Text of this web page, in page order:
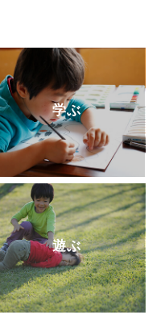
アやモノ選び情報を発信
3児の母。
学ぶ
遊ぶ